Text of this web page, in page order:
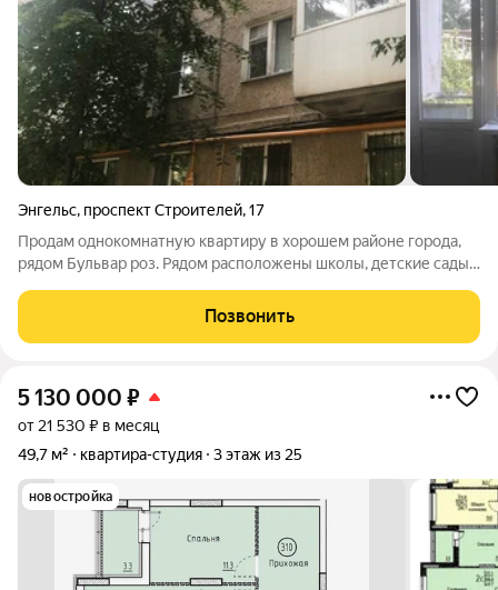
Энгельс, проспект Строителей,17
Продам однокомнатную квартиру в хорошем районе города,
рядом Бульвар роз. Рядом расположены школы, детские сады,
под ремонт, в ней вы можете воплотить любые ваши идеи.
Позвонить
5 130 000 ₽
от 21 530 ₽ в месяц
49,7 м²
квартира-студия 3 этаж из 25
новостройка